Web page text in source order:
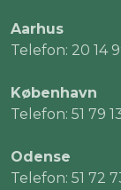
Aarhus
Telefon: 20 14
København
Telefon: 51 79
Odense
Telefon: 51 72